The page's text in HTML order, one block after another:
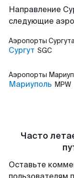
Направление
следующие
Аэропорты
Сургут SGC
Аэропорты
Мариуполь MPW
Часто
Оставьте